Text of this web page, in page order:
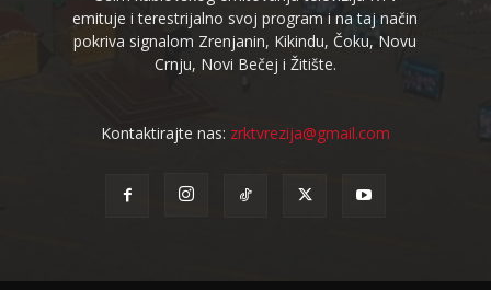
emituje i terestrijalno svoj program i na taj način
pokriva signalom Zrenjanin, Kikindu, Čoku, Novu
Crnju, Novi Bečej i Žitište.
Kontaktirajte nas: zrktvrezija@gmail.com